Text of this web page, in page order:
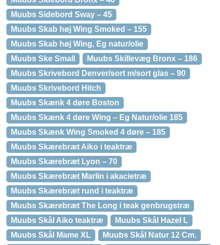
Muubs Sidebord Sway – 45
Muubs Skab høj Wing Smoked – 155
Muubs Skab høj Wing, Eg natur/olie
Muubs Ske Small
Muubs Skillevæg Bronx – 186
Muubs Skrivebord Denver/sort m/sort glas – 90
Muubs Skrivebord Hitch
Muubs Skænk 4 døre Boston
Muubs Skænk 4 døre Wing – Eg Natur/olie 185
Muubs Skænk Wing Smoked 4 døre – 185
Muubs Skærebræt Aiko i teaktræ
Muubs Skærebræt Lyon – 70
Muubs Skærebræt Marlin i akacietræ
Muubs Skærebræt rund i teaktræ
Muubs Skærebræt The Long i teak genbrugstræ
Muubs Skål Aiko teaktræ
Muubs Skål Hazel L
Muubs Skål Mame XL
Muubs Skål Natur 12 Cm.